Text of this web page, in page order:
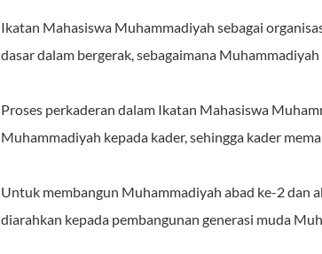
Ikatan Mahasiswa Muhammadiyah sebagai
dasar dalam bergerak, sebagaimana
Proses perkaderan dalam Ikatan Mahasiswa
Muhammadiyah kepada kader, sehingga kader
Untuk membangun Muhammadiyah abad ke-2 dan
diarahkan kepada pembangunan generasi muda